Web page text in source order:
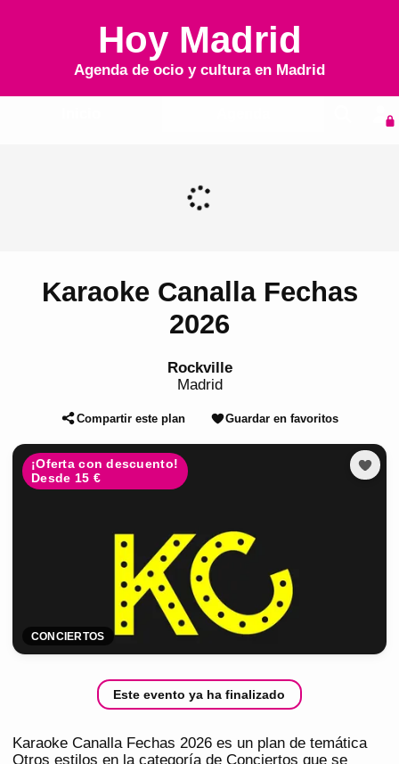
Hoy Madrid
Agenda de ocio y cultura en Madrid
Karaoke Canalla Fechas
2026
Rockville
Madrid
Compartir este plan Guardar en favoritos
¡Oferta con descuento!
Desde 15 €
CONCIERTOS
Este evento ya ha finalizado
Karaoke Canalla Fechas 2026 es un plan de temática
Otros estilos en la categoría de Conciertos que se